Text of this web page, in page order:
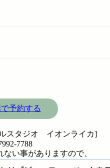
予約する
スタジオ イオンライカ]
7788
い事がありますので、